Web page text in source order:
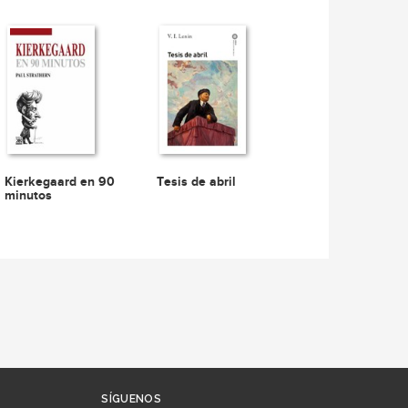
Kierkegaard en 90
minutos
Tesis de abril
SÍGUENOS